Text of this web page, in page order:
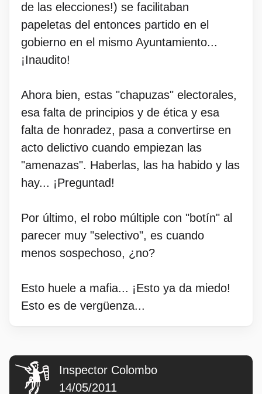
de las elecciones!) se facilitaban
papeletas del entonces partido en el
gobierno en el mismo Ayuntamiento...
¡Inaudito!
Ahora bien, estas "chapuzas" electorales,
esa falta de principios y de ética y esa
falta de honradez, pasa a convertirse en
acto delictivo cuando empiezan las
"amenazas". Haberlas, las ha habido y las
hay... ¡Preguntad!
Por último, el robo múltiple con "botín" al
parecer muy "selectivo", es cuando
menos sospechoso, ¿no?
Esto huele a mafia... ¡Esto ya da miedo!
Esto es de vergüenza...
Inspector Colombo
14/05/2011